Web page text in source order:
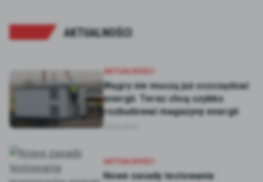
AKTUALNOŚCI
AKTUALNOŚCI
Węgry nie muszą już oszczędzać
energii. Teraz chcą szybko
rozbudować magazyny energii
2026-08-07
AKTUALNOŚCI
Nowe zasady testowania